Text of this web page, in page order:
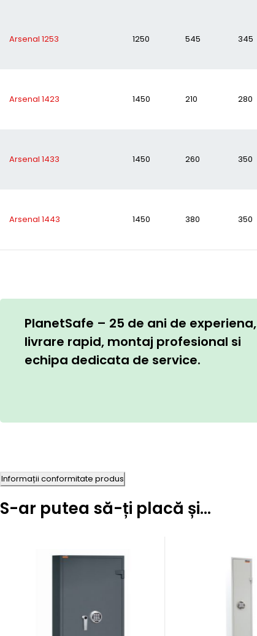
Arsenal 1253 1250 545 345
Arsenal 1423 1450 210 280
Arsenal 1433 1450 260 350
Arsenal 1443 1450 380 350
PlanetSafe – 25 de ani de experiena,
livrare rapid, montaj profesional si
echipa dedicata de service.
Informații conformitate produs
S-ar putea să-ți placă și…